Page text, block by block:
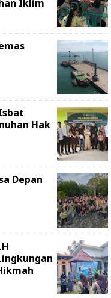
Iklim
Hak
Depan